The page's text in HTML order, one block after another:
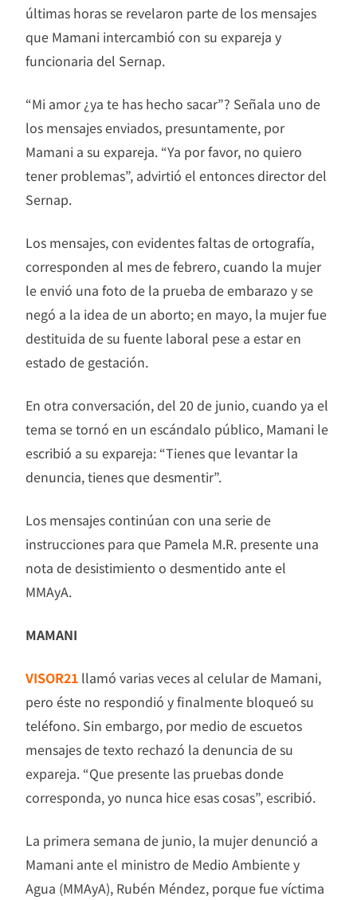
últimas horas se revelaron parte de los mensajes
que Mamani intercambió con su expareja y
funcionaria del Sernap.
“Mi amor ¿ya te has hecho sacar”? Señala uno de
los mensajes enviados, presuntamente, por
Mamani a su expareja. “Ya por favor, no quiero
tener problemas”, advirtió el entonces director del
Sernap.
Los mensajes, con evidentes faltas de ortografía,
corresponden al mes de febrero, cuando la mujer
le envió una foto de la prueba de embarazo y se
negó a la idea de un aborto; en mayo, la mujer fue
destituida de su fuente laboral pese a estar en
estado de gestación.
En otra conversación, del 20 de junio, cuando ya el
tema se tornó en un escándalo público, Mamani le
escribió a su expareja: “Tienes que levantar la
denuncia, tienes que desmentir”.
Los mensajes continúan con una serie de
instrucciones para que Pamela M.R. presente una
nota de desistimiento o desmentido ante el
MMAyA.
MAMANI
VISOR21 llamó varias veces al celular de Mamani,
pero éste no respondió y finalmente bloqueó su
teléfono. Sin embargo, por medio de escuetos
mensajes de texto rechazó la denuncia de su
expareja. “Que presente las pruebas donde
corresponda, yo nunca hice esas cosas”, escribió.
La primera semana de junio, la mujer denunció a
Mamani ante el ministro de Medio Ambiente y
Agua (MMAyA), Rubén Méndez, porque fue víctima